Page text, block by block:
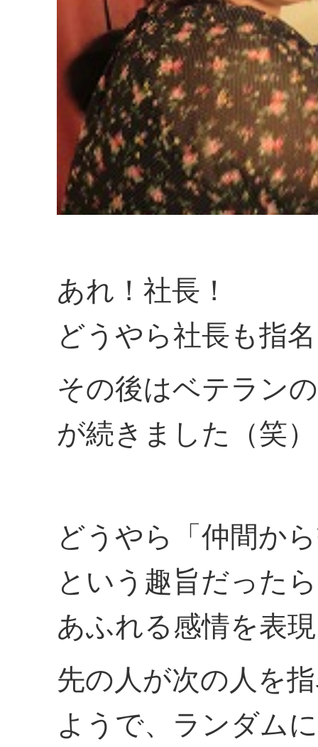
あれ！社長！
どうやら社長も指
その後はベテラン
が続きました（笑）
どうやら「仲間か
という趣旨だった
あふれる感情を表
先の人が次の人を
ようで、ランダム